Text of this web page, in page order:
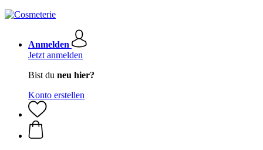
Anmelden
Jetzt anmelden
Bist du neu hier?
Konto erstellen